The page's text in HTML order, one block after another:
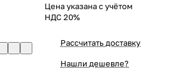
Цена указана с учётом
НДС 20%
Рассчитать доставку
Нашли дешевле?